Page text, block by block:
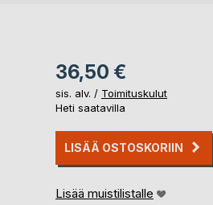
36,50 €
sis. alv. / Toimituskulut
Heti saatavilla
LISÄÄ OSTOSKORIIN
Lisää muistilistalle